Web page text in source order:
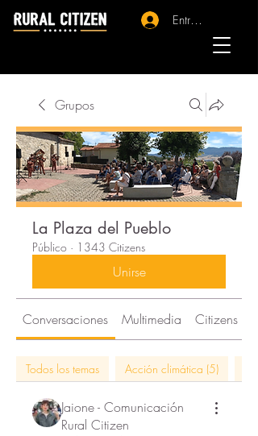
Entrar - Registro
Grupos
La Plaza del Pueblo
Público · 1343 Citizens
Unirse
Conversaciones Multimedia Citizens
Todos los temas Acción climática (5)
Jaione - Comunicación
Rural Citizen